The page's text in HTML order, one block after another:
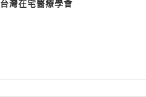
台灣在宅醫療學會